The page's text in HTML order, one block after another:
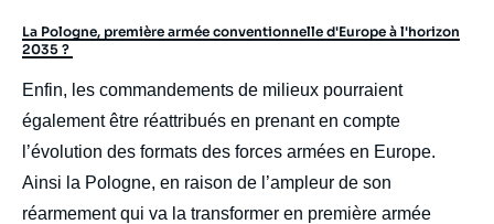
La Pologne, première armée conventionnelle d'Europe à l'horizon
2035 ?
Enfin, les commandements de milieux pourraient
également être réattribués en prenant en compte
l’évolution des formats des forces armées en Europe.
Ainsi la Pologne, en raison de l’ampleur de son
réarmement qui va la transformer en première armée